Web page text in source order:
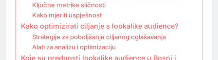
Ključne metrike sličnosti
Kako mjeriti uspješnost
Kako optimizirati ciljanje s lookalike audience?
Strategije za poboljšanje ciljanog oglašavanja
Alati za analizu i optimizaciju
Koje su prednosti lookalike audience u Bosni i